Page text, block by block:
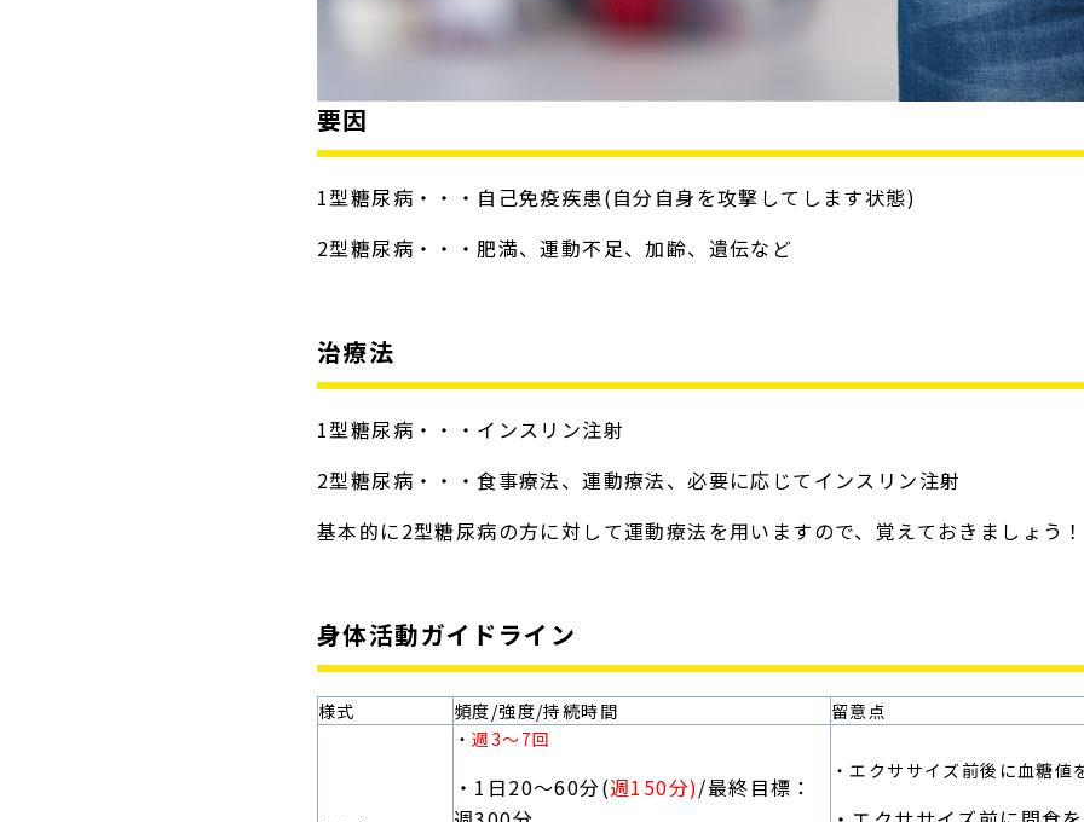
要因
1型糖尿病・・・自己免疫疾患(自分自身を攻撃してします状態)
2型糖尿病・・・肥満、運動不足、加齢、遺伝など
治療法
1型糖尿病・・・インスリン注射
2型糖尿病・・・食事療法、運動療法、必要に応じてインスリン注射
基本的に2型糖尿病の方に対して運動療法を用いますので、覚えておきましょう！
身体活動ガイドライン
様式 頻度/強度/持続時間 留意点
・週3〜7回
・1日20〜60分(週150分)/最終目標：
・エクササイズ前後に血糖値